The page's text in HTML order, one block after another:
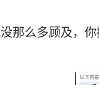
那么多顾及，